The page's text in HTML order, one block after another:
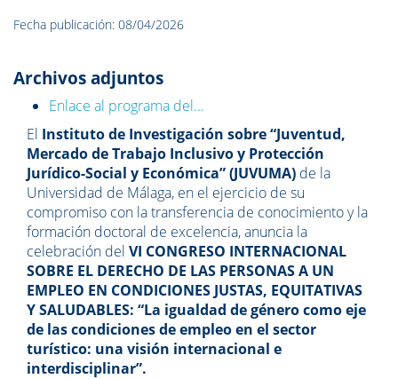
Fecha publicación: 08/04/2026
Archivos adjuntos
Enlace al programa del...
El Instituto de Investigación sobre “Juventud,
Mercado de Trabajo Inclusivo y Protección
Jurídico-Social y Económica” (JUVUMA) de la
Universidad de Málaga, en el ejercicio de su
compromiso con la transferencia de conocimiento y la
formación doctoral de excelencia, anuncia la
celebración del VI CONGRESO INTERNACIONAL
SOBRE EL DERECHO DE LAS PERSONAS A UN
EMPLEO EN CONDICIONES JUSTAS, EQUITATIVAS
Y SALUDABLES: “La igualdad de género como eje
de las condiciones de empleo en el sector
turístico: una visión internacional e
interdisciplinar”.